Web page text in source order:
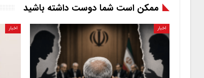
ممکن است شما دوست داشته باشید
اخبار اخبار